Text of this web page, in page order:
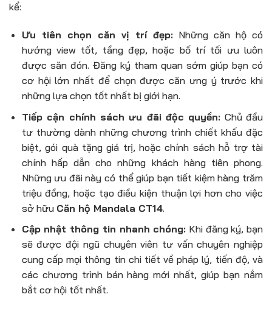
kể:
Ưu tiên chọn căn vị trí đẹp:Những căn hộ có
hướng view tốt, tầng đẹp, hoặc bố trí tối ưu luôn
được săn đón. Đăng ký tham quan sớm giúp bạn có
cơ hội lớn nhất để chọn được căn ưng ý trước khi
những lựa chọn tốt nhất bị giới hạn.
Tiếp cận chính sách ưu đãi độc quyền: Chủ đầu
tư thường dành những chương trình chiết khấu đặc
biệt, gói quà tặng giá trị, hoặc chính sách hỗ trợ tài
chính hấp dẫn cho những khách hàng tiên phong.
Những ưu đãi này có thể giúp bạn tiết kiệm hàng trăm
triệu đồng, hoặc tạo điều kiện thuận lợi hơn cho việc
sở hữu Căn hộ Mandala CT14.
Cập nhật thông tin nhanh chóng: Khi đăng ký, bạn
sẽ được đội ngũ chuyên viên tư vấn chuyên nghiệp
cung cấp mọi thông tin chi tiết về pháp lý, tiến độ, và
các chương trình bán hàng mới nhất, giúp bạn nắm
bắt cơ hội tốt nhất.